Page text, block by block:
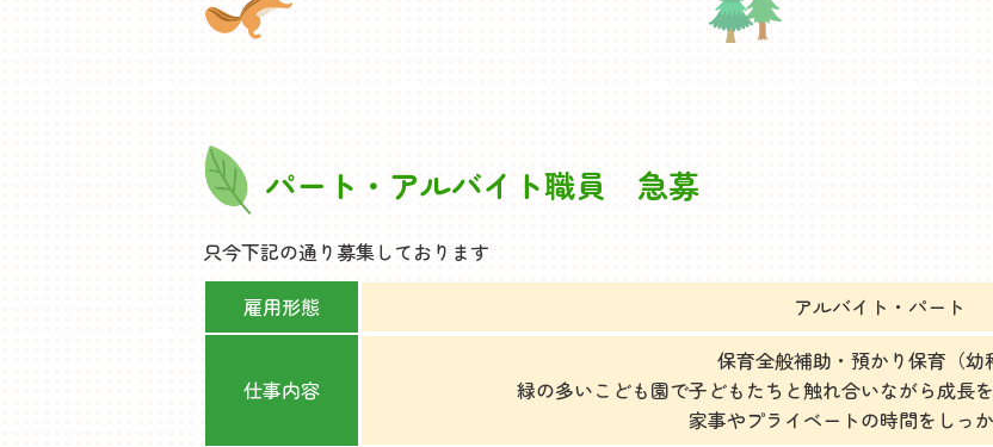
パート・アルバイト職員 急募
只今下記の通り募集しております
雇用形態
アルバイト・パート
仕事内容
保育全般補助・預かり保育（幼
緑の多いこども園で子どもたちと触れ合いながら成長
家事やプライベートの時間をしっ